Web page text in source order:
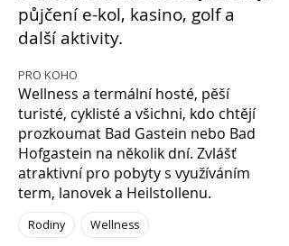
půjčení e-kol, kasino, golf a
další aktivity.
PRO KOHO
Wellness a termální hosté, pěší
turisté, cyklisté a všichni, kdo chtějí
prozkoumat Bad Gastein nebo Bad
Hofgastein na několik dní. Zvlášť
atraktivní pro pobyty s využíváním
term, lanovek a Heilstollenu.
Rodiny Wellness